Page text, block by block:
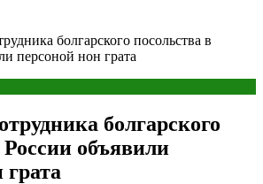
болгарского посольства в
персоной нон грата
болгарского
России объявили
грата